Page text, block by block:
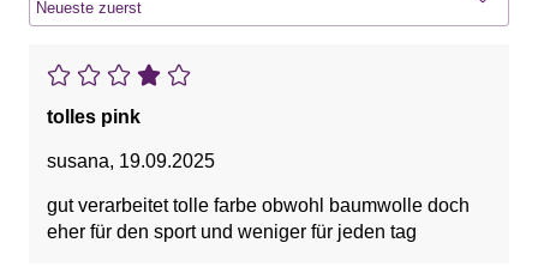
tolles pink
susana, 19.09.2025
gut verarbeitet tolle farbe obwohl baumwolle doch
eher für den sport und weniger für jeden tag